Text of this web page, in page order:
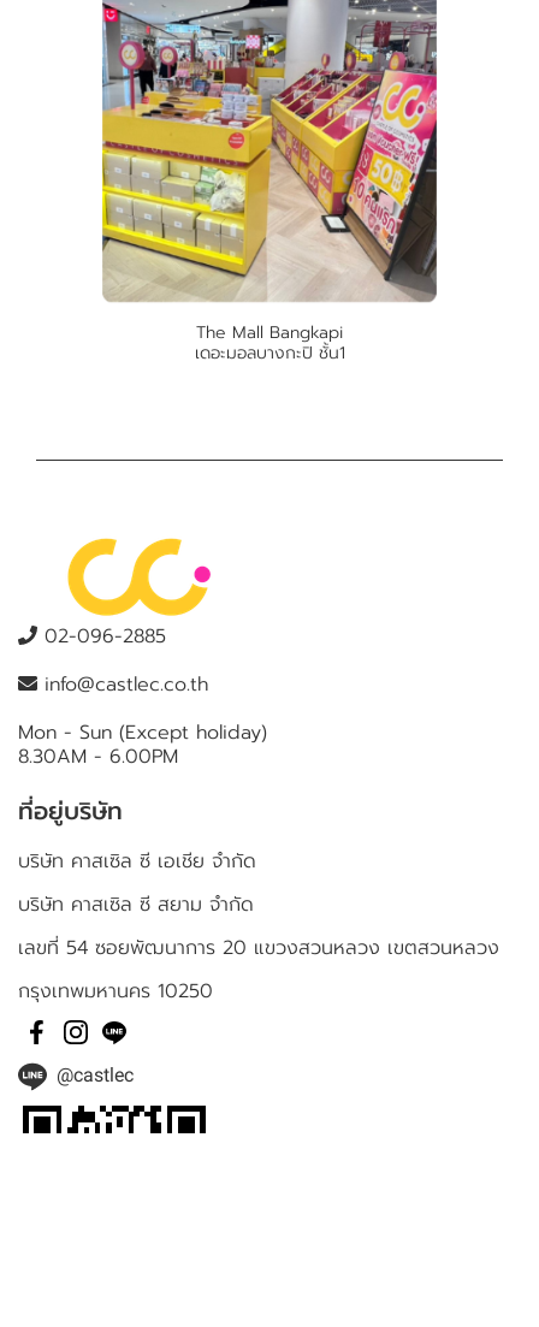
The Mall Bangkapi
เดอะมอลบางกะปิ ชั้น1
02-096-2885
info@castlec.co.th
Mon - Sun (Except holiday)
8.30AM - 6.00PM
ที่อยู่บริษัท
บริษัท คาสเซิล ซี เอเชีย จำกัด
บริษัท คาสเซิล ซี สยาม จำกัด
เลขที่ 54 ซอยพัฒนาการ 20 แขวงสวนหลวง เขตสวนหลวง
กรุงเทพมหานคร 10250
@castlec